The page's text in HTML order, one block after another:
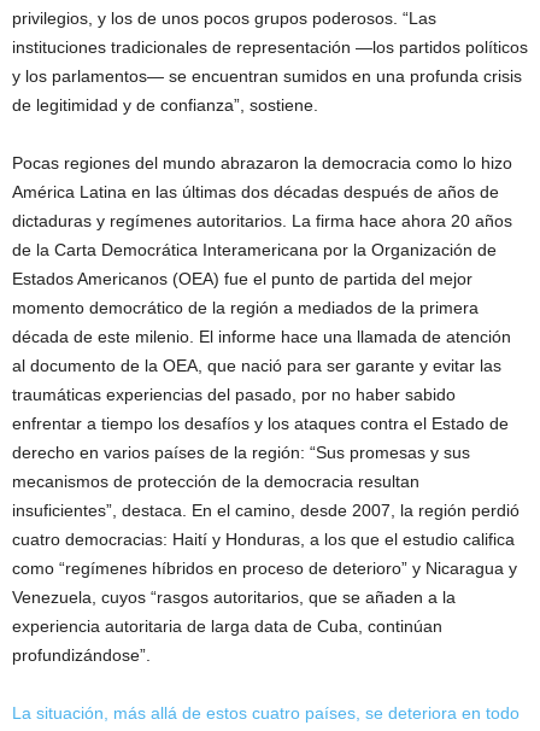
privilegios, y los de unos pocos grupos poderosos. “Las
instituciones tradicionales de representación —los partidos políticos
y los parlamentos— se encuentran sumidos en una profunda crisis
de legitimidad y de confianza”, sostiene.
Pocas regiones del mundo abrazaron la democracia como lo hizo
América Latina en las últimas dos décadas después de años de
dictaduras y regímenes autoritarios. La firma hace ahora 20 años
de la Carta Democrática Interamericana por la Organización de
Estados Americanos (OEA) fue el punto de partida del mejor
momento democrático de la región a mediados de la primera
década de este milenio. El informe hace una llamada de atención
al documento de la OEA, que nació para ser garante y evitar las
traumáticas experiencias del pasado, por no haber sabido
enfrentar a tiempo los desafíos y los ataques contra el Estado de
derecho en varios países de la región: “Sus promesas y sus
mecanismos de protección de la democracia resultan
insuficientes”, destaca. En el camino, desde 2007, la región perdió
cuatro democracias: Haití y Honduras, a los que el estudio califica
como “regímenes híbridos en proceso de deterioro” y Nicaragua y
Venezuela, cuyos “rasgos autoritarios, que se añaden a la
experiencia autoritaria de larga data de Cuba, continúan
profundizándose”.
La situación, más allá de estos cuatro países, se deteriora en todo